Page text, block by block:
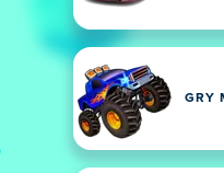
GRY